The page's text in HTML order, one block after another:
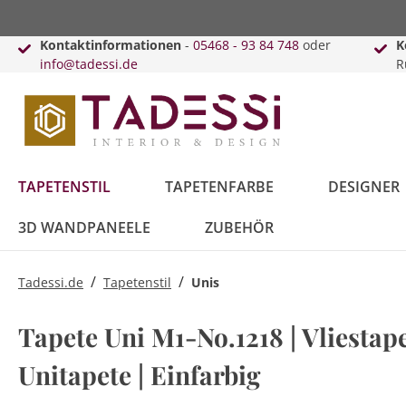
Kontaktinformationen - 05468 - 93 84 748 oder
info@tadessi.de
TAPETENSTIL TAPETENFARBE DESIGNER
3D WANDPANEELE ZUBEHÖR
Blätter
Kreise
Blau Braun
Daniel Hechter
Guido Maria
Kretschmer
Vorhänge Vorhangleisten
Tadessi.de / Tapetenstil / Unis
Tapete Uni M1-No.1218 |
Unitapete | Einfarbig